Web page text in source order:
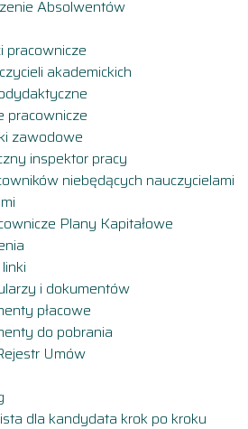
Absolwentów
pracownicze
akademickich
pracownicze
zawodowe
inspektor pracy
niebędących nauczycielami
Plany Kapitałowe
i dokumentów
płacowe
do pobrania
Umów
dla kandydata krok po kroku